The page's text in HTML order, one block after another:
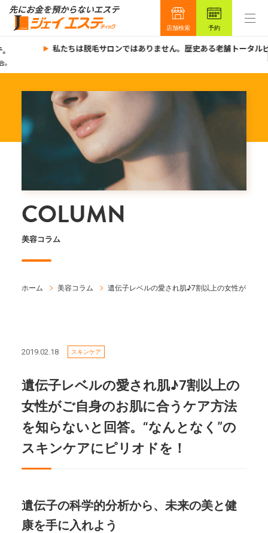
店舗検索 予約
私たちは脱毛サロンではありません。歴史ある老舗トータルビ
COLUMN
美容コラム
ホーム 美容コラム 遺伝子レベルの愛され肌♪7割以上の女性がご自
2019.02.18 スキンケア
遺伝子レベルの愛され肌♪7割以上の
女性がご自身のお肌に合うケア方法
を知らないと回答。“なんとなく”の
スキンケアにピリオドを！
遺伝子の科学的分析から、未来の美と健
康を手に入れよう